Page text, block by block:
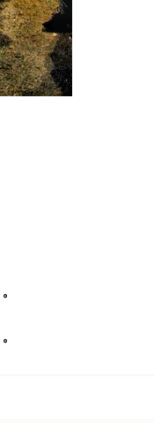
°
°